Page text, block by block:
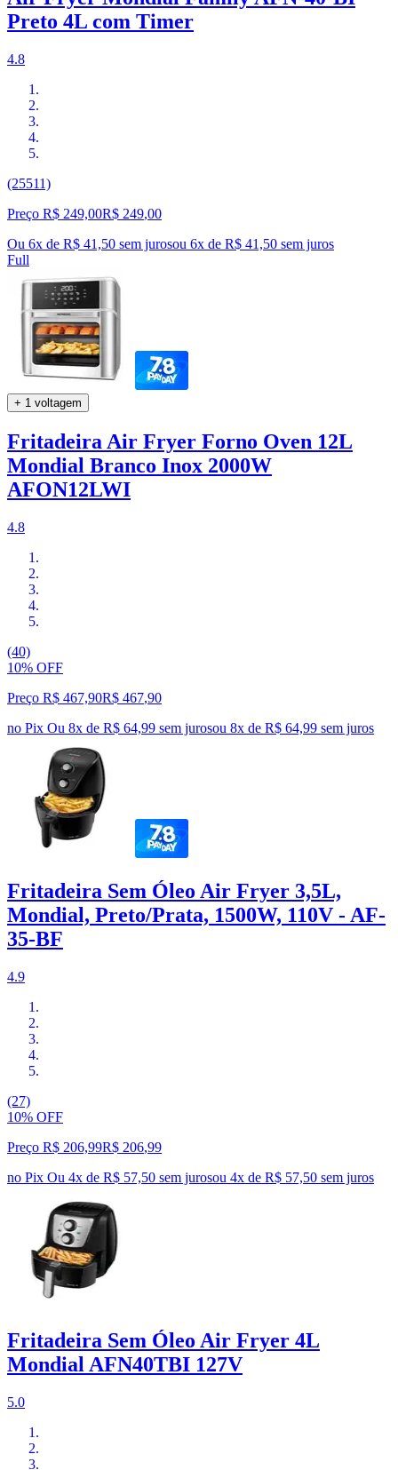
Preto 4L com Timer
4.8
(25511)
Preço R$ 249,00R$ 249,00
Ou 6x de R$ 41,50 sem jurosou 6x de R$ 41,50 sem juros
Full
+ 1 voltagem
Fritadeira Air Fryer Forno Oven 12L
Mondial Branco Inox 2000W
AFON12LWI
4.8
(40)
10% OFF
Preço R$ 467,90R$ 467,90
no Pix Ou 8x de R$ 64,99 sem jurosou 8x de R$ 64,99 sem juros
Fritadeira Sem Óleo Air Fryer 3,5L,
Mondial, Preto/Prata, 1500W, 110V - AF-
35-BF
4.9
(27)
10% OFF
Preço R$ 206,99R$ 206,99
no Pix Ou 4x de R$ 57,50 sem jurosou 4x de R$ 57,50 sem juros
Fritadeira Sem Óleo Air Fryer 4L
Mondial AFN40TBI 127V
5.0